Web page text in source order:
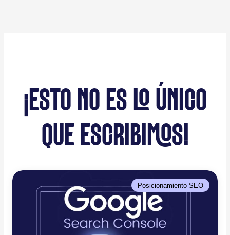
¡ESTO NO ES LO ÚNICO
QUE ESCRIBIMOS!
Posicionamiento SEO